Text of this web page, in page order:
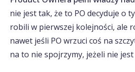
nie jest tak, że to PO decyduje o
robili w pierwszej kolejności, ale
nawet jeśli PO wrzuci coś na
na to nie spojrzymy, jeżeli nie jest